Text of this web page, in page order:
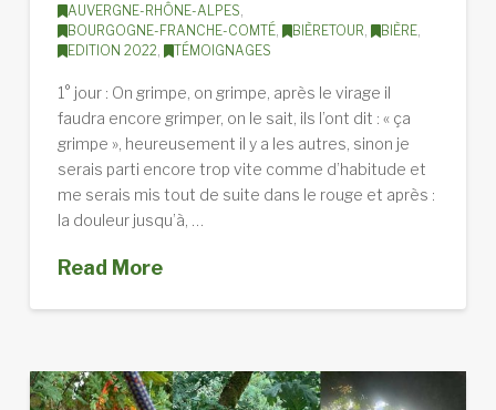
AUVERGNE-RHÔNE-ALPES
BOURGOGNE-FRANCHE-COMTÉ, BIÈRETOUR BIÈRE,
EDITION 2022
TÉMOIGNAGES
1° jour : On grimpe, on grimpe, après le virage il
faudra encore grimper, on le sait, ils l’ont dit : « ça
grimpe », heureusement il y a les autres, sinon je
serais parti encore trop vite comme d’habitude et
me serais mis tout de suite dans le rouge et après :
la douleur jusqu’à, …
Read More